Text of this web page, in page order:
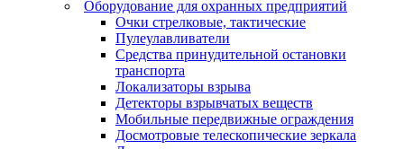
Оборудование для охранных предприятий
Очки стрелковые, тактические
Пулеулавливатели
Средства принудительной остановки
транспорта
Локализаторы взрыва
Детекторы взрывчатых веществ
Мобильные передвижные ограждения
Досмотровые телескопические зеркала